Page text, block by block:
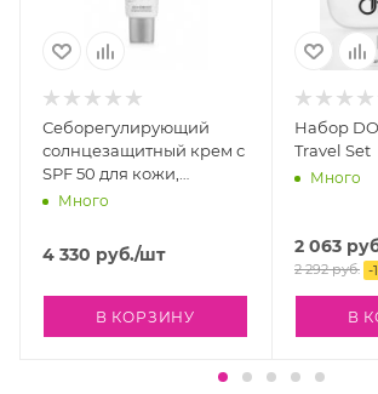
Себорегулирующий
солнцезащитный крем с
SPF 50 для кожи,
склонной к акне
HELIOCARE 360º Acnimat
Sunscreen SPF 50, 50 мл
Много
4 330 руб./шт
В КОРЗИНУ
Набор
Travel Set
Много
2 063
2 292руб. -
В